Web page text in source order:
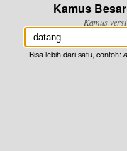
Kamus
Kamus
Bisa lebih dari satu, contoh: